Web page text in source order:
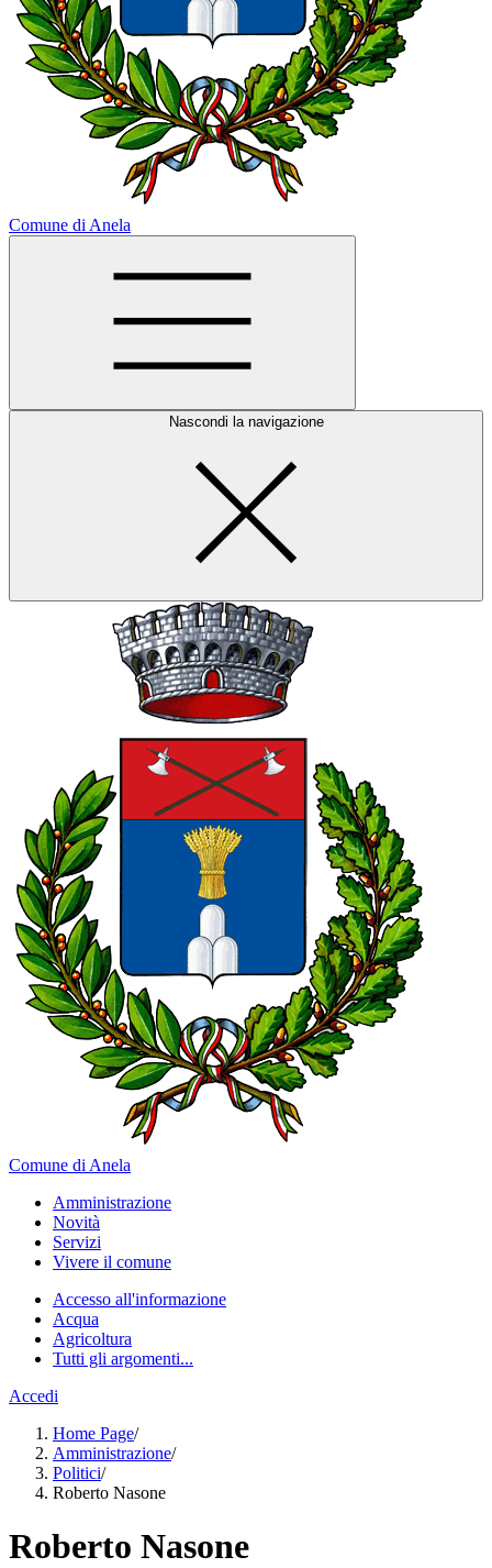
Comune di Anela
Nascondi la navigazione
Comune di Anela
Amministrazione
Novità
Servizi
Vivere il comune
Accesso all'informazione
Acqua
Agricoltura
Tutti gli argomenti...
Accedi
Home Page/
Amministrazione/
Politici/
Roberto Nasone
Roberto Nasone